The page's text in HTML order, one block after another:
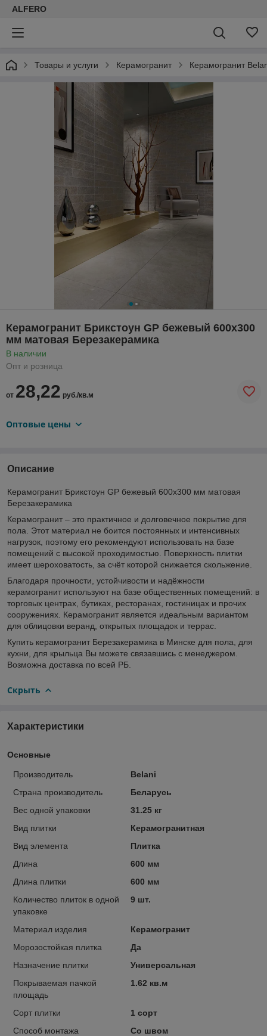
ALFERO
Товары и услуги Керамогранит Керамогранит
Керамогранит Брикстоун GP бежевый 600х300
мм матовая Березакерамика
В наличии
Опт и розница
от 28,22 руб./кв.м
Оптовые цены
Описание
Керамогранит Брикстоун GP бежевый 600х300 мм матовая
Березакерамика
Керамогранит – это практичное и долговечное покрытие для
пола. Этот материал не боится постоянных и интенсивных
нагрузок, поэтому его рекомендуют использовать на базе
помещений с высокой проходимостью. Поверхность плитки
имеет шероховатость, за счёт которой снижается скольжение.
Благодаря прочности, устойчивости и надёжности
керамогранит используют на базе общественных помещений: в
торговых центрах, бутиках, ресторанах, гостиницах и прочих
сооружениях. Керамогранит является идеальным вариантом
для облицовки веранд, открытых площадок и террас.
Купить керамогранит Березакерамика в Минске для пола, для
кухни, для крыльца Вы можете связавшись с менеджером.
Возможна доставка по всей РБ.
Скрыть
Характеристики
Основные
Производитель
Belani
Страна производитель
Беларусь
Вес одной упаковки
31.25 кг
Вид плитки
Керамогранитная
Вид элемента
Плитка
Длина
600 мм
Длина плитки
600 мм
Количество плиток в одной
упаковке
9 шт.
Материал изделия
Керамогранит
Морозостойкая плитка
Да
Назначение плитки
Универсальная
Покрываемая пачкой
площадь
1.62 кв.м
Сорт плитки
1 сорт
Способ монтажа
Со швом